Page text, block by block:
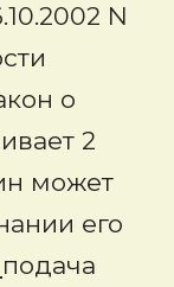
N
о
2
может
его
подача